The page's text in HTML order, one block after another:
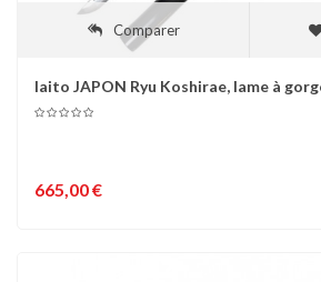
Comparer
Iaito JAPON Ryu Koshirae, lame à
665,00 €